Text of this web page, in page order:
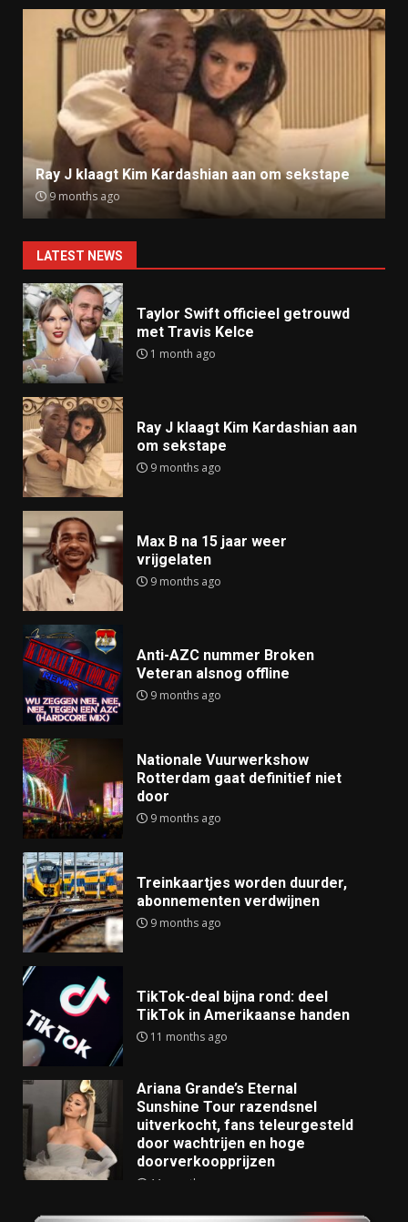
Ray J klaagt Kim Kardashian aan om sekstape
9 months ago
LATEST NEWS
Taylor Swift officieel getrouwd
met Travis Kelce
1 month ago
Ray J klaagt Kim Kardashian aan
om sekstape
9 months ago
Max B na 15 jaar weer
vrijgelaten
9 months ago
Anti-AZC nummer Broken
Veteran alsnog offline
9 months ago
Nationale Vuurwerkshow
Rotterdam gaat definitief niet
door
9 months ago
Treinkaartjes worden duurder,
abonnementen verdwijnen
9 months ago
TikTok-deal bijna rond: deel
TikTok in Amerikaanse handen
11 months ago
Ariana Grande’s Eternal
Sunshine Tour razendsnel
uitverkocht, fans teleurgesteld
door wachtrijen en hoge
doorverkoopprijzen
11 months ago